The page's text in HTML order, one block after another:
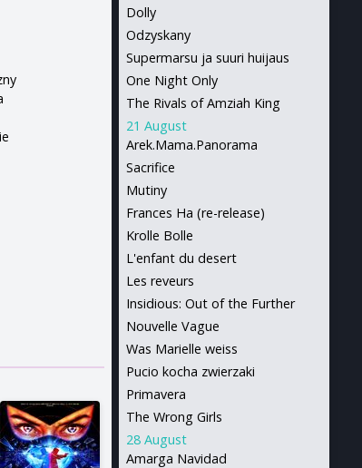
Dolly
Odzyskany
Supermarsu ja suuri huijaus
One Night Only
The Rivals of Amziah King
21 August
Arek.Mama.Panorama
Sacrifice
Mutiny
Frances Ha (re-release)
Krolle Bolle
L'enfant du desert
Les reveurs
Insidious: Out of the Further
Nouvelle Vague
Was Marielle weiss
Pucio kocha zwierzaki
Primavera
The Wrong Girls
28 August
Amarga Navidad